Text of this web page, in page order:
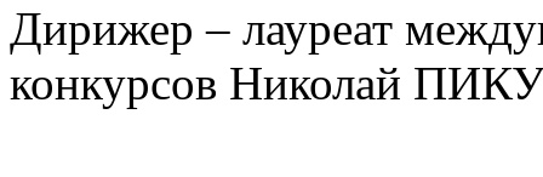
Дирижер – лауреат
конкурсов Николай